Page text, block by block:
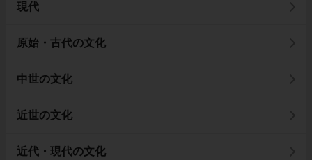
現代
原始・古代の文化
中世の文化
近世の文化
近代・現代の文化